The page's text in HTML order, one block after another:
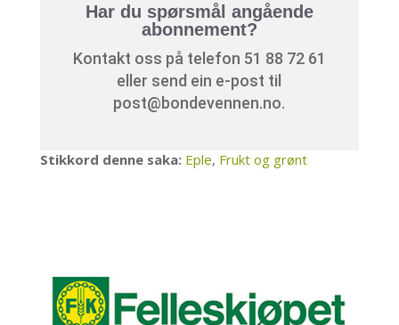
Har du spørsmål angående
abonnement?
Kontakt oss på telefon 51 88 72 61
eller send ein e-post til
post@bondevennen.no.
Stikkord denne saka: Eple, Frukt og grønt